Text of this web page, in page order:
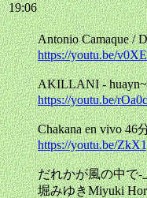
19:06
Antonio Camaque /
https://youtu.be/
AKILLANI -
https://youtu.be/
Chakana en vivo 46
https://youtu.be/
だれかが風の中で-
堀みゆきMiyuki